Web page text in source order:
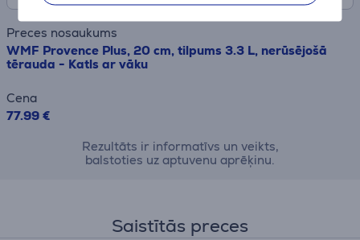
Preces nosaukums
WMF Provence Plus, 20 cm, tilpums 3.3 L, nerūsējošā
tērauda - Katls ar vāku
Cena
77.99 €
Rezultāts ir informatīvs un veikts,
balstoties uz aptuvenu aprēķinu.
Saistītās preces